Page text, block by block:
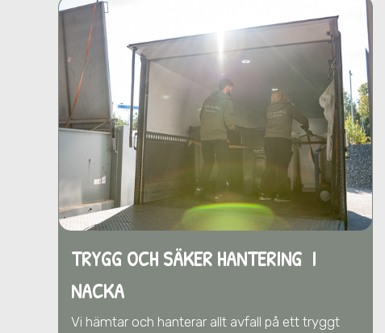
TRYGG OCH SÄKER HANTERING I
NACKA
Vi hämtar och hanterar allt avfall på ett tryggt